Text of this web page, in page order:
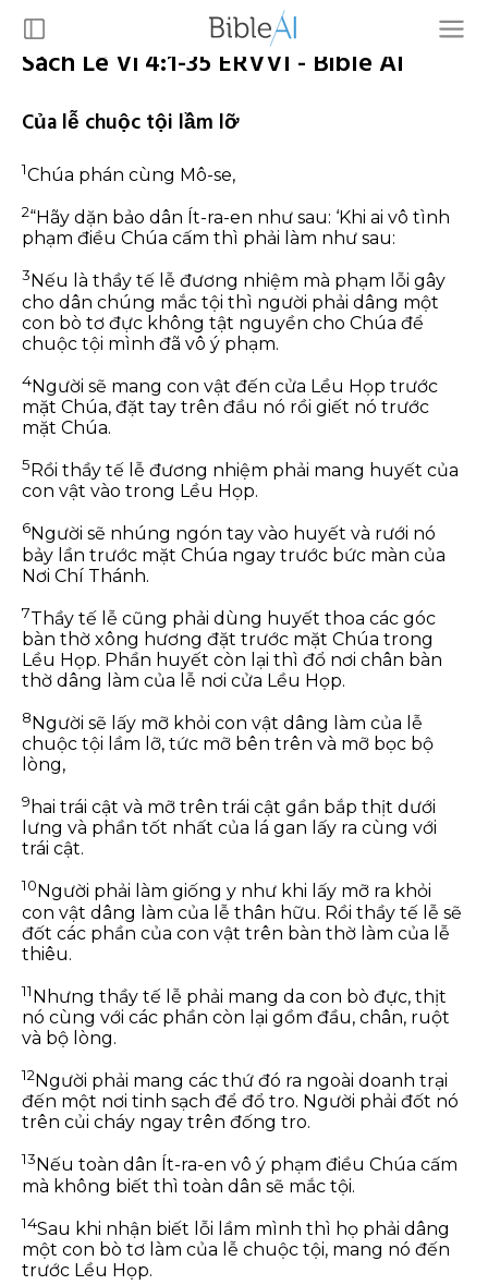
Sách Lê Vi 4:1-35 ERVVI - Bible AI
Của lễ chuộc tội lầm lỡ
1Chúa phán cùng Mô-se,
2“Hãy dặn bảo dân Ít-ra-en như sau: ‘Khi ai vô tình
phạm điều Chúa cấm thì phải làm như sau:
3 Nếu là thầy tế lễ đương nhiệm mà phạm lỗi gây
cho dân chúng mắc tội thì người phải dâng một
con bò tơ đực không tật nguyền cho Chúa để
chuộc tội mình đã vô ý phạm.
4Người sẽ mang con vật đến cửa Lều Họp trước
mặt Chúa, đặt tay trên đầu nó rồi giết nó trước
mặt Chúa.
5 Rồi thầy tế lễ đương nhiệm phải mang huyết của
con vật vào trong Lều Họp.
6Người sẽ nhúng ngón tay vào huyết và rưới nó
bảy lần trước mặt Chúa ngay trước bức màn của
Nơi Chí Thánh.
7Thầy tế lễ cũng phải dùng huyết thoa các góc
bàn thờ xông hương đặt trước mặt Chúa trong
Lều Họp. Phần huyết còn lại thì đổ nơi chân bàn
thờ dâng làm của lễ nơi cửa Lều Họp.
8 Người sẽ lấy mỡ khỏi con vật dâng làm của lễ
chuộc tội lầm lỡ, tức mỡ bên trên và mỡ bọc bộ
lòng,
9 hai trái cật và mỡ trên trái cật gần bắp thịt dưới
lưng và phần tốt nhất của lá gan lấy ra cùng với
trái cật.
10Người phải làm giống y như khi lấy mỡ ra khỏi
con vật dâng làm của lễ thân hữu. Rồi thầy tế lễ sẽ
đốt các phần của con vật trên bàn thờ làm của lễ
thiêu.
11Nhưng thầy tế lễ phải mang da con bò đực, thịt
nó cùng với các phần còn lại gồm đầu, chân, ruột
và bộ lòng.
12 Người phải mang các thứ đó ra ngoài doanh trại
đến một nơi tinh sạch để đổ tro. Người phải đốt nó
trên củi cháy ngay trên đống tro.
13 Nếu toàn dân Ít-ra-en vô ý phạm điều Chúa cấm
mà không biết thì toàn dân sẽ mắc tội.
14Sau khi nhận biết lỗi lầm mình thì họ phải dâng
một con bò tơ làm của lễ chuộc tội, mang nó đến
trước Lều Họp.